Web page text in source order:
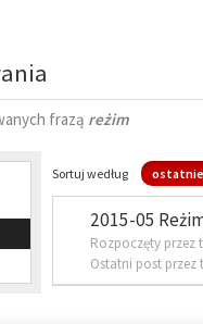
frazą reżim
Sortuj według
2015-05
Rozpoczęty przez
Ostatni post przez